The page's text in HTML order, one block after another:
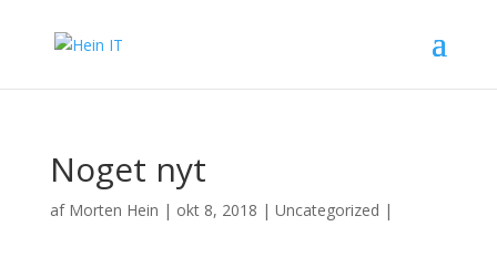
Noget nyt
af Morten Hein | okt 8, 2018 | Uncategorized |